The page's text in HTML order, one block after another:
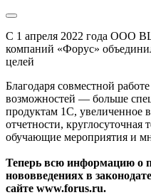
С 1 апреля 2022 года ООО
компаний «Форус»
целей
Благодаря совместной
возможностей — больше
продуктам 1С, увеличенное
отчетности, круглосуточная
обучающие мероприятия и
Теперь всю информацию о
нововведениях в
сайте www.forus.ru.